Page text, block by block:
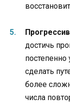
достичь
сделать
более
числа